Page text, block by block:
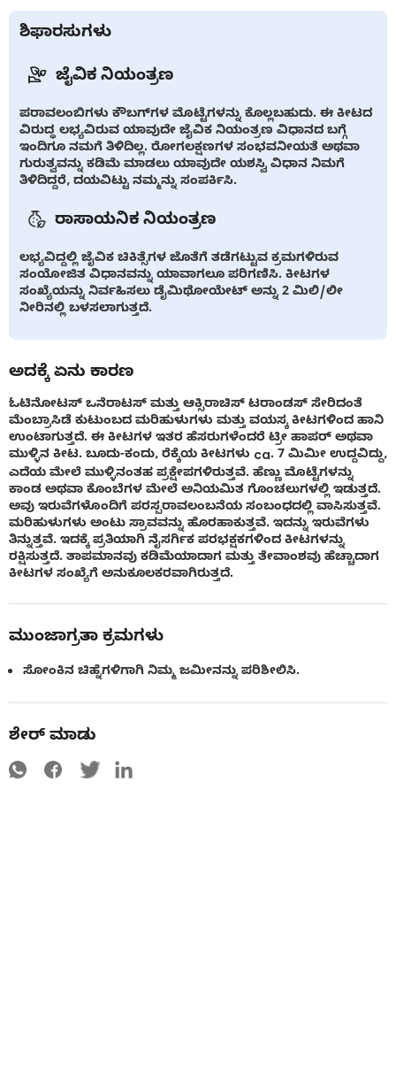
ಶಿಫಾರಸುಗಳು
ಜೈವಿಕ ನಿಯಂತ್ರಣ
ಪರಾವಲಂಬಿಗಳು ಕೌಬಗ್‌ಗಳ ಮೊಟ್ಟೆಗಳನ್ನು ಕೊಲ್ಲಬಹುದು. ಈ ಕೀಟದ
ವಿರುದ್ಧ ಲಭ್ಯವಿರುವ ಯಾವುದೇ ಜೈವಿಕ ನಿಯಂತ್ರಣ ವಿಧಾನದ ಬಗ್ಗೆ
ಇಂದಿಗೂ ನಮಗೆ ತಿಳಿದಿಲ್ಲ. ರೋಗಲಕ್ಷಣಗಳ ಸಂಭವನೀಯತೆ ಅಥವಾ
ಗುರುತ್ವವನ್ನು ಕಡಿಮೆ ಮಾಡಲು ಯಾವುದೇ ಯಶಸ್ವಿ ವಿಧಾನ ನಿಮಗೆ
ತಿಳಿದಿದ್ದರೆ, ದಯವಿಟ್ಟು ನಮ್ಮನ್ನು ಸಂಪರ್ಕಿಸಿ.
ರಾಸಾಯನಿಕ ನಿಯಂತ್ರಣ
ಲಭ್ಯವಿದ್ದಲ್ಲಿ ಜೈವಿಕ ಚಿಕಿತ್ಸೆಗಳ ಜೊತೆಗೆ ತಡೆಗಟ್ಟುವ ಕ್ರಮಗಳಿರುವ
ಸಂಯೋಜಿತ ವಿಧಾನವನ್ನು ಯಾವಾಗಲೂ ಪರಿಗಣಿಸಿ. ಕೀಟಗಳ
ಸಂಖ್ಯೆಯನ್ನು ನಿರ್ವಹಿಸಲು ಡೈಮಿಥೋಯೇಟ್ ಅನ್ನು 2 ಮಿಲಿ/ಲೀ
ನೀರಿನಲ್ಲಿ ಬಳಸಲಾಗುತ್ತದೆ.
ಅದಕ್ಕೆ ಏನು ಕಾರಣ
ಓಟಿನೋಟಸ್ ಒನೆರಾಟಸ್ ಮತ್ತು ಆಕ್ಸಿರಾಚಿಸ್ ಟರಾಂಡಸ್ ಸೇರಿದಂತೆ
ಮೆಂಬ್ರಾಸಿಡೆ ಕುಟುಂಬದ ಮರಿಹುಳುಗಳು ಮತ್ತು ವಯಸ್ಕ ಕೀಟಗಳಿಂದ ಹಾನಿ
ಉಂಟಾಗುತ್ತದೆ. ಈ ಕೀಟಗಳ ಇತರ ಹೆಸರುಗಳೆಂದರೆ ಟ್ರೀ ಹಾಪರ್ ಅಥವಾ
ಮುಳ್ಳಿನ ಕೀಟ. ಬೂದು-ಕಂದು, ರೆಕ್ಕೆಯ ಕೀಟಗಳು ca. 7 ಮಿಮೀ ಉದ್ದವಿದ್ದು,
ಎದೆಯ ಮೇಲೆ ಮುಳ್ಳಿನಂತಹ ಪ್ರಕ್ಷೇಪಗಳಿರುತ್ತವೆ. ಹೆಣ್ಣು ಮೊಟ್ಟೆಗಳನ್ನು
ಕಾಂಡ ಅಥವಾ ಕೊಂಬೆಗಳ ಮೇಲೆ ಅನಿಯಮಿತ ಗೊಂಚಲುಗಳಲ್ಲಿ ಇಡುತ್ತದೆ.
ಅವು ಇರುವೆಗಳೊಂದಿಗೆ ಪರಸ್ಪರಾವಲಂಬನೆಯ ಸಂಬಂಧದಲ್ಲಿ ವಾಸಿಸುತ್ತವೆ.
ಮರಿಹುಳುಗಳು ಅಂಟು ಸ್ರಾವವನ್ನು ಹೊರಹಾಕುತ್ತವೆ. ಇದನ್ನು ಇರುವೆಗಳು
ತಿನ್ನುತ್ತವೆ. ಇದಕ್ಕೆ ಪ್ರತಿಯಾಗಿ ನೈಸರ್ಗಿಕ ಪರಭಕ್ಷಕಗಳಿಂದ ಕೀಟಗಳನ್ನು
ರಕ್ಷಿಸುತ್ತದೆ. ತಾಪಮಾನವು ಕಡಿಮೆಯಾದಾಗ ಮತ್ತು ತೇವಾಂಶವು ಹೆಚ್ಚಾದಾಗ
ಕೀಟಗಳ ಸಂಖ್ಯೆಗೆ ಅನುಕೂಲಕರವಾಗಿರುತ್ತದೆ.
ಮುಂಜಾಗ್ರತಾ ಕ್ರಮಗಳು
ಸೋಂಕಿನ ಚಿಹ್ನೆಗಳಿಗಾಗಿ ನಿಮ್ಮ ಜಮೀನನ್ನು ಪರಿಶೀಲಿಸಿ.
ಶೇರ್ ಮಾಡು